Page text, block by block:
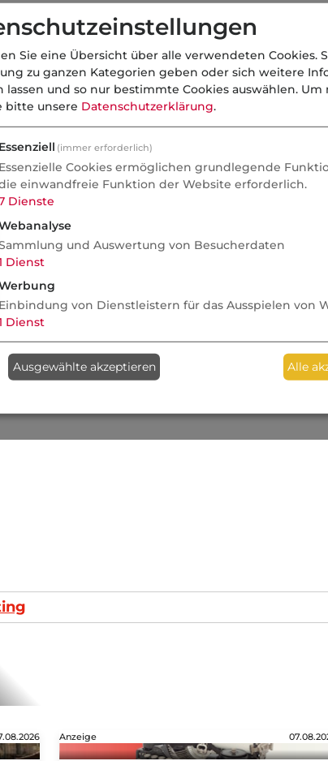
Anzeige
Sie eine Übersicht über alle verwendeten Cookies.
zu ganzen Kategorien geben oder sich weitere
lassen und so nur bestimmte Cookies auswählen. Um
bitte unsere Datenschutzerklärung.
Essenziell (immer erforderlich)
Essenzielle Cookies ermöglichen grundlegende
einwandfreie Funktion der Website erforderlich.
Dienste
und Auswertung von Besucherdaten
Dienst
Einbindung von Dienstleistern für das Ausspielen von
Dienst
Ausgewählte akzeptieren Alle